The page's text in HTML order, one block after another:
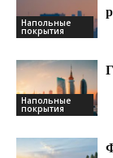
Напольные
покрытия
Напольные
покрытия